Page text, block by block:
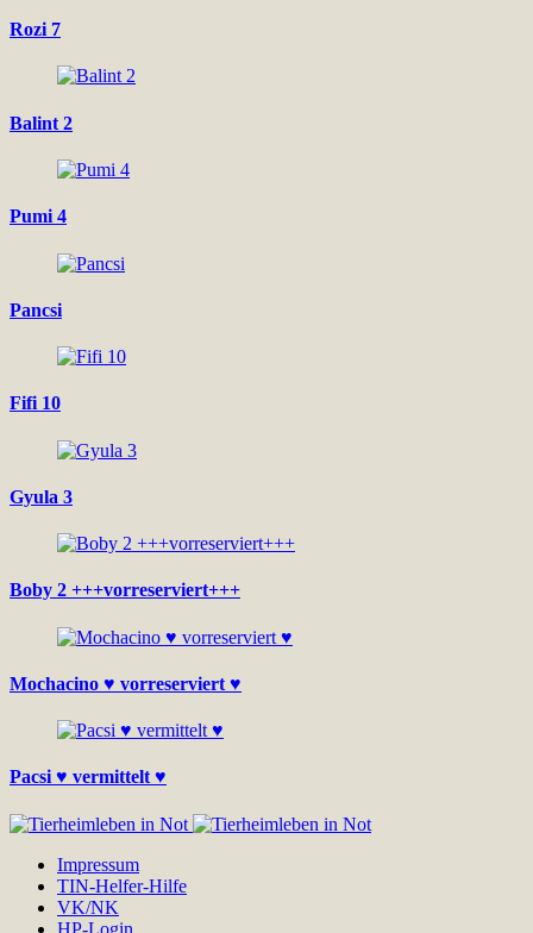
Rozi 7
Balint 2
Pumi 4
Pancsi
Fifi 10
Gyula 3
Boby 2 +++vorreserviert+++
Mochacino ♥ vorreserviert ♥
Pacsi ♥ vermittelt ♥
Impressum
TIN-Helfer-Hilfe
VK/NK
HP-Login